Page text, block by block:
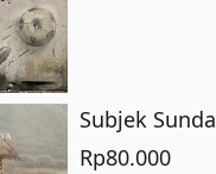
Subjek Sunda
Rp80.000